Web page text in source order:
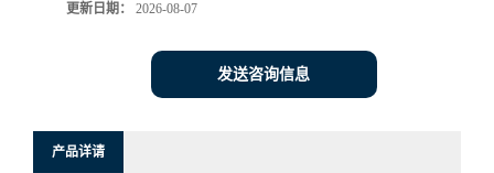
更新日期： 2026-08-07
发送咨询信息
产品详请